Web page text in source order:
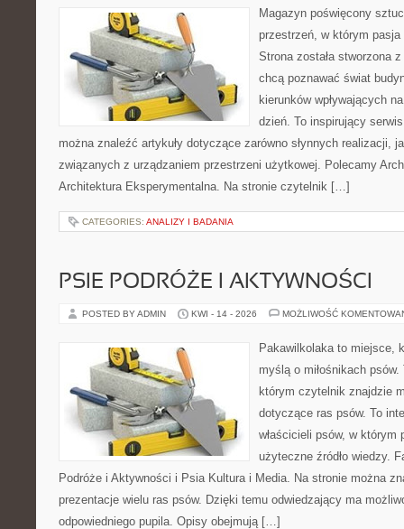
Magazyn poświęcony
przestrzeń, w którym
Strona została stworzona
chcą poznawać świat
kierunków wpływających
dzień. To inspirujący
można znaleźć artykuły dotyczące zarówno słynnych realizacji,
związanych z urządzaniem przestrzeni użytkowej. Polecamy
Architektura Eksperymentalna. Na stronie czytelnik […]
CATEGORIES: ANALIZY I BADANIA
PSIE PODRÓŻE I AKTYWNOŚCI
POSTED BY ADMIN KWI - 14 - 2026 MOŻLIWOŚĆ
Pakawilkolaka to miejsce,
myślą o miłośnikach
którym czytelnik znajdzie
dotyczące ras psów. To
właścicieli psów, w którym
użyteczne źródło wiedzy.
Podróże i Aktywności i Psia Kultura i Media. Na stronie można
prezentacje wielu ras psów. Dzięki temu odwiedzający ma
odpowiedniego pupila. Opisy obejmują […]